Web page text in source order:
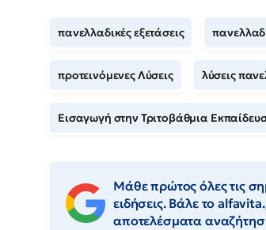
πανελλαδικές εξετάσεις
προτεινόμενες Λύσεις λύσεις
Εισαγωγή στην Τριτοβάθμια
Μάθε πρώτος όλες τις
ειδήσεις. Βάλε το
αποτελέσματα